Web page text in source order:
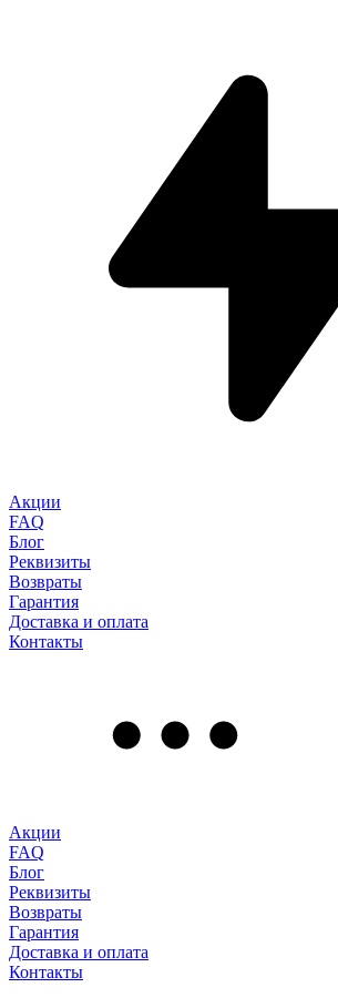
Акции
FAQ
Блог
Реквизиты
Возвраты
Гарантия
Доставка и оплата
Контакты
Акции
FAQ
Блог
Реквизиты
Возвраты
Гарантия
Доставка и оплата
Контакты